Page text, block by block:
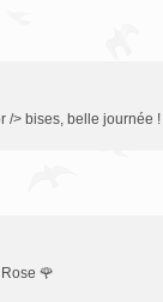
/> bises, belle journée !
🌹